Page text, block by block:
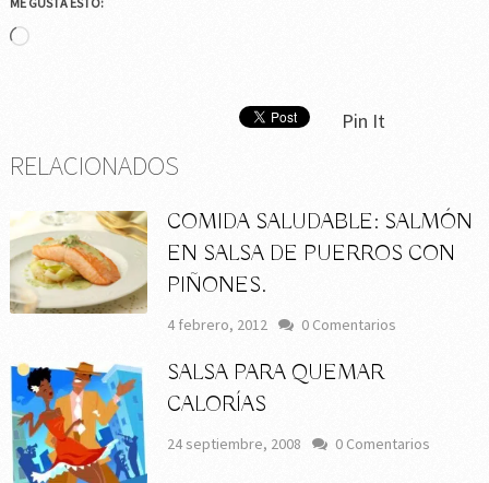
Cargando...
Pin It
RELACIONADOS
COMIDA SALUDABLE: SALMÓN
EN SALSA DE PUERROS CON
PIÑONES.
4 febrero, 2012 0 Comentarios
SALSA PARA QUEMAR
CALORÍAS
24 septiembre, 2008 0 Comentarios